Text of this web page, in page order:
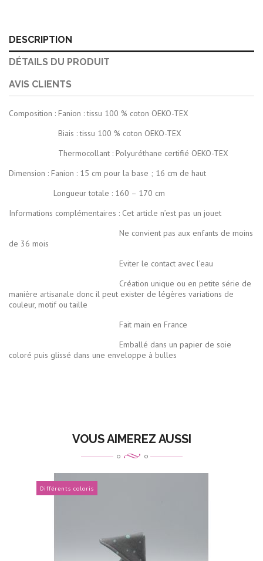
DESCRIPTION
DÉTAILS DU PRODUIT
AVIS CLIENTS
Composition : Fanion : tissu 100 % coton OEKO-TEX
Biais : tissu 100 % coton OEKO-TEX
Thermocollant : Polyuréthane certifié OEKO-TEX
Dimension : Fanion : 15 cm pour la base ; 16 cm de haut
Longueur totale : 160 – 170 cm
Informations complémentaires : Cet article n’est pas un jouet
Ne convient pas aux enfants de moins
de 36 mois
Eviter le contact avec l’eau
Création unique ou en petite série de
manière artisanale donc il peut exister de légères variations de
couleur, motif ou taille
Fait main en France
Emballé dans un papier de soie
coloré puis glissé dans une enveloppe à bulles
VOUS AIMEREZ AUSSI
Différents coloris